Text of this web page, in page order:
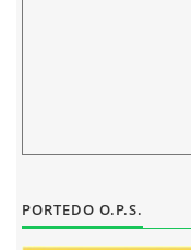
PORTEDO O.P.S.